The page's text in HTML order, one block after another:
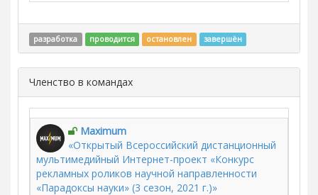
разработка проводится остановлен завершён
Членство в командах
Maximum
«Открытый Всероссийский дистанционный
мультимедийный Интернет-проект «Конкурс
рекламных роликов научной направленности
«Парадоксы науки» (3 сезон, 2021 г.)»